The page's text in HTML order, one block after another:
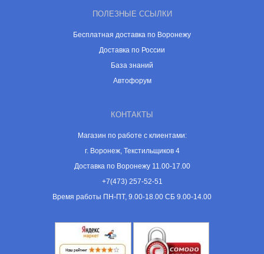
ПОЛЕЗНЫЕ ССЫЛКИ
Бесплатная доставка по Воронежу
Доставка по России
База знаний
Автофорум
КОНТАКТЫ
Магазин по работе с клиентами:
г. Воронеж, Текстильщиков 4
Доставка по Воронежу 11.00-17.00
+7(473) 257-52-51
Время работы ПН-ПТ, 9.00-18.00 СБ 9.00-14.00